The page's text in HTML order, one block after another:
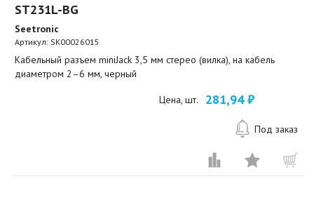
ST231L-BG
Seetronic
Артикул: SK00026015
Кабельный разъем miniJack 3,5 мм стерео (вилка), на кабель
диаметром 2–6 мм, черный
Цена, шт. 281,94 ₽
Под заказ